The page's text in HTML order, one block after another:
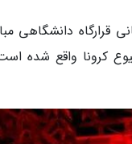
قرارگاه دانشگاهی
کرونا واقع شده